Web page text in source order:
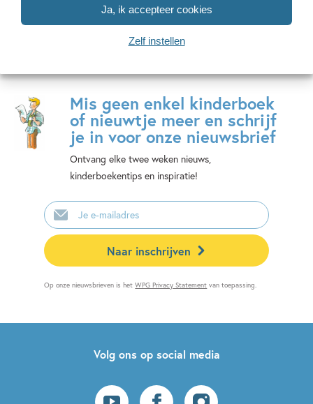
Ja, ik accepteer cookies
Zelf instellen
Mis geen enkel kinderboek
of nieuwtje meer en schrijf
je in voor onze nieuwsbrief
Ontvang elke twee weken nieuws,
kinderboekentips en inspiratie!
E-
mailadres
Naar inschrijven
Op onze nieuwsbrieven is hetWPG Privacy Statement van toepassing.
Volg ons op social media